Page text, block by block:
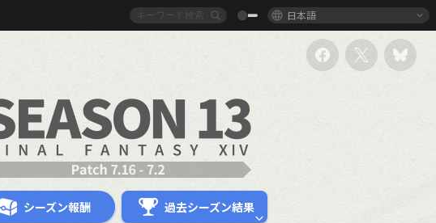
日本語
シーズン報酬 過去シーズン結果